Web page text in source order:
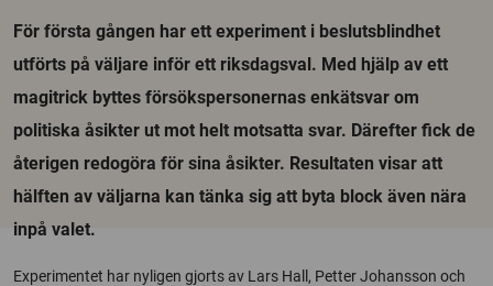
För första gången har ett experiment i beslutsblindhet
utförts på väljare inför ett riksdagsval. Med hjälp av ett
magitrick byttes försökspersonernas enkätsvar om
politiska åsikter ut mot helt motsatta svar. Därefter fick de
återigen redogöra för sina åsikter. Resultaten visar att
hälften av väljarna kan tänka sig att byta block även nära
inpå valet.
Experimentet har nyligen gjorts av Lars Hall, Petter Johansson och